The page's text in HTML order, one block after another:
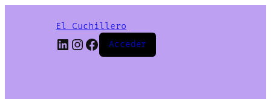
El Cuchillero
LinkedIn
Instagram
Facebook
Acceder